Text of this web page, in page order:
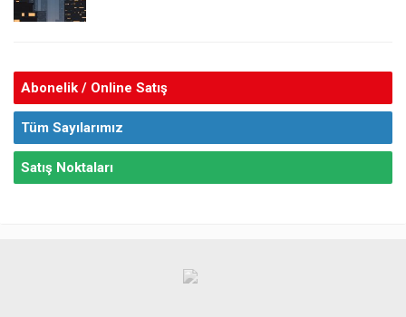
Abonelik / Online Satış
Tüm Sayılarımız
Satış Noktaları